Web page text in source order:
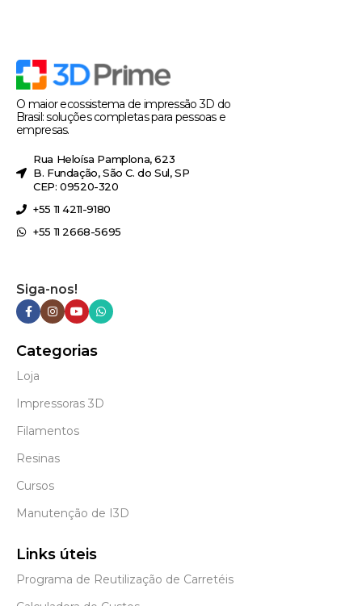
O maior ecossistema de impressão 3D do
Brasil: soluções completas para pessoas e
empresas.
Rua Heloísa Pamplona, 623
B. Fundação, São C. do Sul, SP
CEP: 09520-320
+55 11 4211-9180
+55 11 2668-5695
Siga-nos!
Categorias
Loja
Impressoras 3D
Filamentos
Resinas
Cursos
Manutenção de I3D
Links úteis
Programa de Reutilização de Carretéis